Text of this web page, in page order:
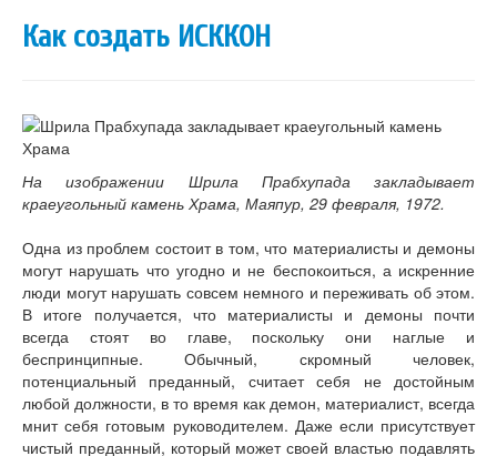
Новости Харе Кришна
Очень простой вопрос
Божества
Цитаты из лекций, книг
Вегетарианские рецепты
Искры Истины
Статьи
Книги
Аудио
Видео
Контакты
Наши контакты
Помощь Швета Двипе
Как создать ИСККОН
На изображении Шрила Прабхупада закладывает
краеугольный камень Храма, Маяпур, 29 февраля, 1972.
Одна из проблем состоит в том, что материалисты и демоны
могут нарушать что угодно и не беспокоиться, а искренние
люди могут нарушать совсем немного и переживать об этом.
В итоге получается, что материалисты и демоны почти
всегда стоят во главе, поскольку они наглые и
беспринципные. Обычный, скромный человек,
потенциальный преданный, считает себя не достойным
любой должности, в то время как демон, материалист, всегда
мнит себя готовым руководителем. Даже если присутствует
чистый преданный, который может своей властью подавлять